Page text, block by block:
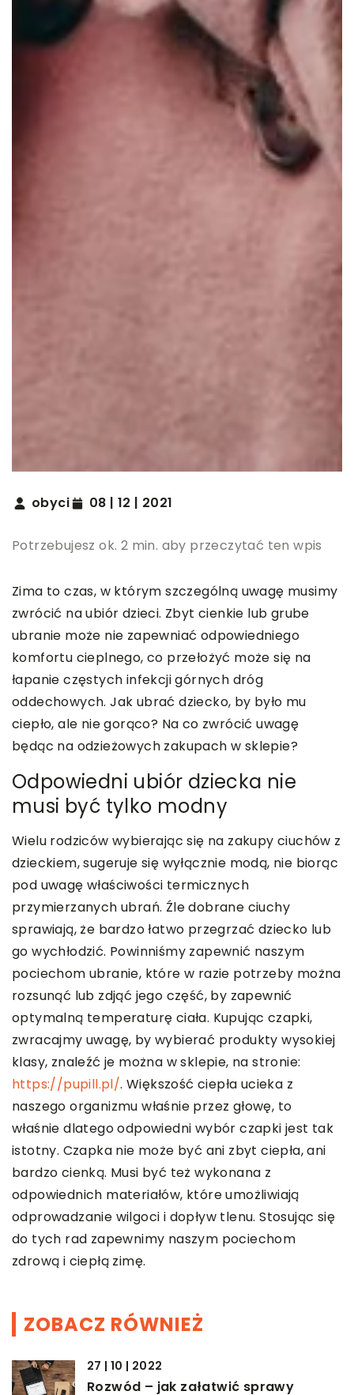
obyci 08 | 12 | 2021
Potrzebujesz ok. 2 min. aby przeczytać ten wpis
Zima to czas, w którym szczególną uwagę musimy
zwrócić na ubiór dzieci. Zbyt cienkie lub grube
ubranie może nie zapewniać odpowiedniego
komfortu cieplnego, co przełożyć może się na
łapanie częstych infekcji górnych dróg
oddechowych. Jak ubrać dziecko, by było mu
ciepło, ale nie gorąco? Na co zwrócić uwagę
będąc na odzieżowych zakupach w sklepie?
Odpowiedni ubiór dziecka nie
musi być tylko modny
Wielu rodziców wybierając się na zakupy ciuchów z
dzieckiem, sugeruje się wyłącznie modą, nie biorąc
pod uwagę właściwości termicznych
przymierzanych ubrań. Źle dobrane ciuchy
sprawiają, że bardzo łatwo przegrzać dziecko lub
go wychłodzić. Powinniśmy zapewnić naszym
pociechom ubranie, które w razie potrzeby można
rozsunąć lub zdjąć jego część, by zapewnić
optymalną temperaturę ciała. Kupując czapki,
zwracajmy uwagę, by wybierać produkty wysokiej
klasy, znaleźć je można w sklepie, na stronie:
https://pupill.pl/. Większość ciepła ucieka z
naszego organizmu właśnie przez głowę, to
właśnie dlatego odpowiedni wybór czapki jest tak
istotny. Czapka nie może być ani zbyt ciepła, ani
bardzo cienką. Musi być też wykonana z
odpowiednich materiałów, które umożliwiają
odprowadzanie wilgoci i dopływ tlenu. Stosując się
do tych rad zapewnimy naszym pociechom
zdrową i ciepłą zimę.
ZOBACZ RÓWNIEŻ
27 | 10 | 2022
Rozwód – jak załatwić sprawy